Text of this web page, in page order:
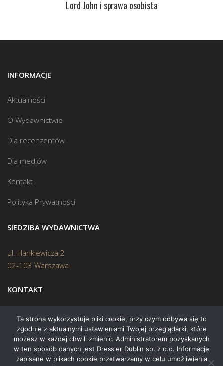
Lord John i sprawa osobista
INFORMACJE
Aktualności
O Wydawnictwie
Dla recenzentów
Dla mediów
Kontakt
Polityka Prywatności
SIEDZIBA WYDAWNICTWA
ul. Hankiewicza 2
02-103 Warszawa
KONTAKT
Biuro:(22) 45 70 402
Mail:biuro@swiatksiazki.pl
Ta strona wykorzystuje pliki cookie, przy czym odbywa się to
zgodnie z aktualnymi ustawieniami Twojej przeglądarki, które
możesz w każdej chwili zmienić. Administratorem pozyskanych
w ten sposób danych jest Dressler Dublin sp. z o.o. Informacje
zapisane w plikach cookie przetwarzamy w celu umożliwienia